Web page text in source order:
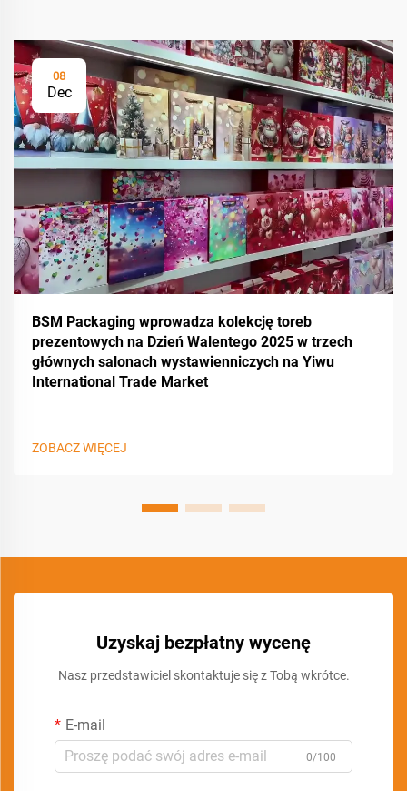
08
Dec
BSM Packaging wprowadza kolekcję toreb
prezentowych na Dzień Walentego 2025 w trzech
głównych salonach wystawienniczych na Yiwu
International Trade Market
ZOBACZ WIĘCEJ
Uzyskaj bezpłatny wycenę
Nasz przedstawiciel skontaktuje się z Tobą wkrótce.
E-mail
0/100